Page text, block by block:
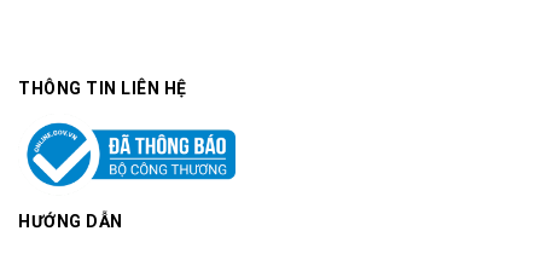
THÔNG TIN LIÊN HỆ
HƯỚNG DẪN